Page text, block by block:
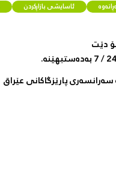
ئاسایشی بازاڕکردن
دێت
پارێزگاکانی عێراق